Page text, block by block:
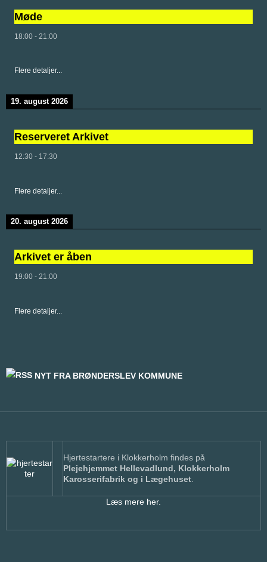
Møde
18:00 - 21:00
Flere detaljer...
19. august 2026
Reserveret Arkivet
12:30 - 17:30
Flere detaljer...
20. august 2026
Arkivet er åben
19:00 - 21:00
Flere detaljer...
NYT FRA BRØNDERSLEV KOMMUNE
Hjertestartere i Klokkerholm findes på
Plejehjemmet Hellevadlund, Klokkerholm
Karosserifabrik og i Lægehuset
Læs mere her.